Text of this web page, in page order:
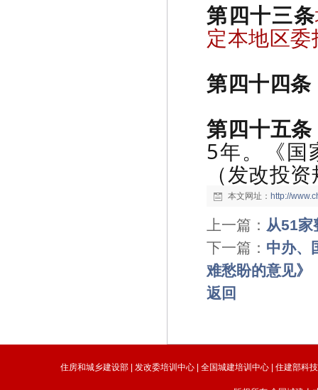
第四十三条
定本地区
第四十四条
第四十五条
5年。《国
（发改投
本文网址： http://
上一篇： 从51家
下一篇： 中办、
难愁盼的意见》
返回
住房和城乡建设部 |发改委培训中心 |全国城建培训中心 |住建部科